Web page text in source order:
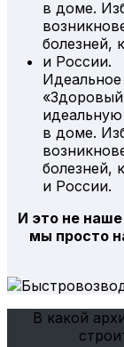
в доме.
болезней,
и России.
И это не
мы просто
В какой